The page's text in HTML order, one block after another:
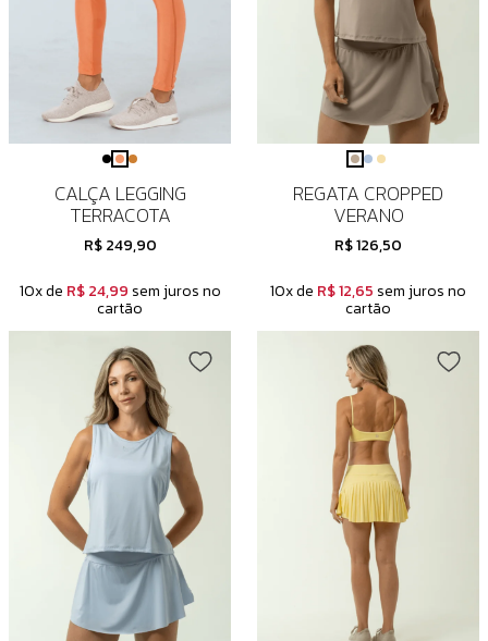
CALÇA LEGGING
TERRACOTA
R$ 249,90
10x de R$ 24,99 sem juros no
cartão
REGATA CROPPED
VERANO
R$ 126,50
10x de R$ 12,65 sem juros no
cartão